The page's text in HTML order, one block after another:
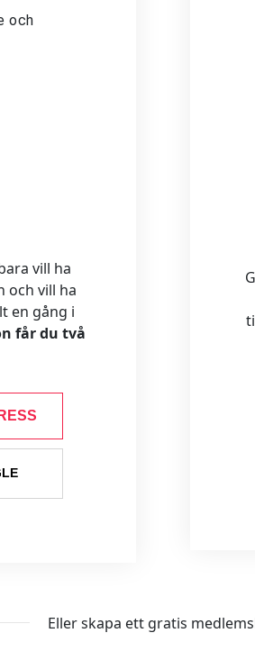
och
vill ha
och vill ha
en gång i
får du två
Eller skapa ett gratis